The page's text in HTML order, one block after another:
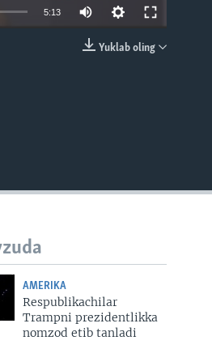
5:13
Yuklab oling
AMERIKA
Respublikachilar
Trampni prezidentlikka
nomzod etib tanladi